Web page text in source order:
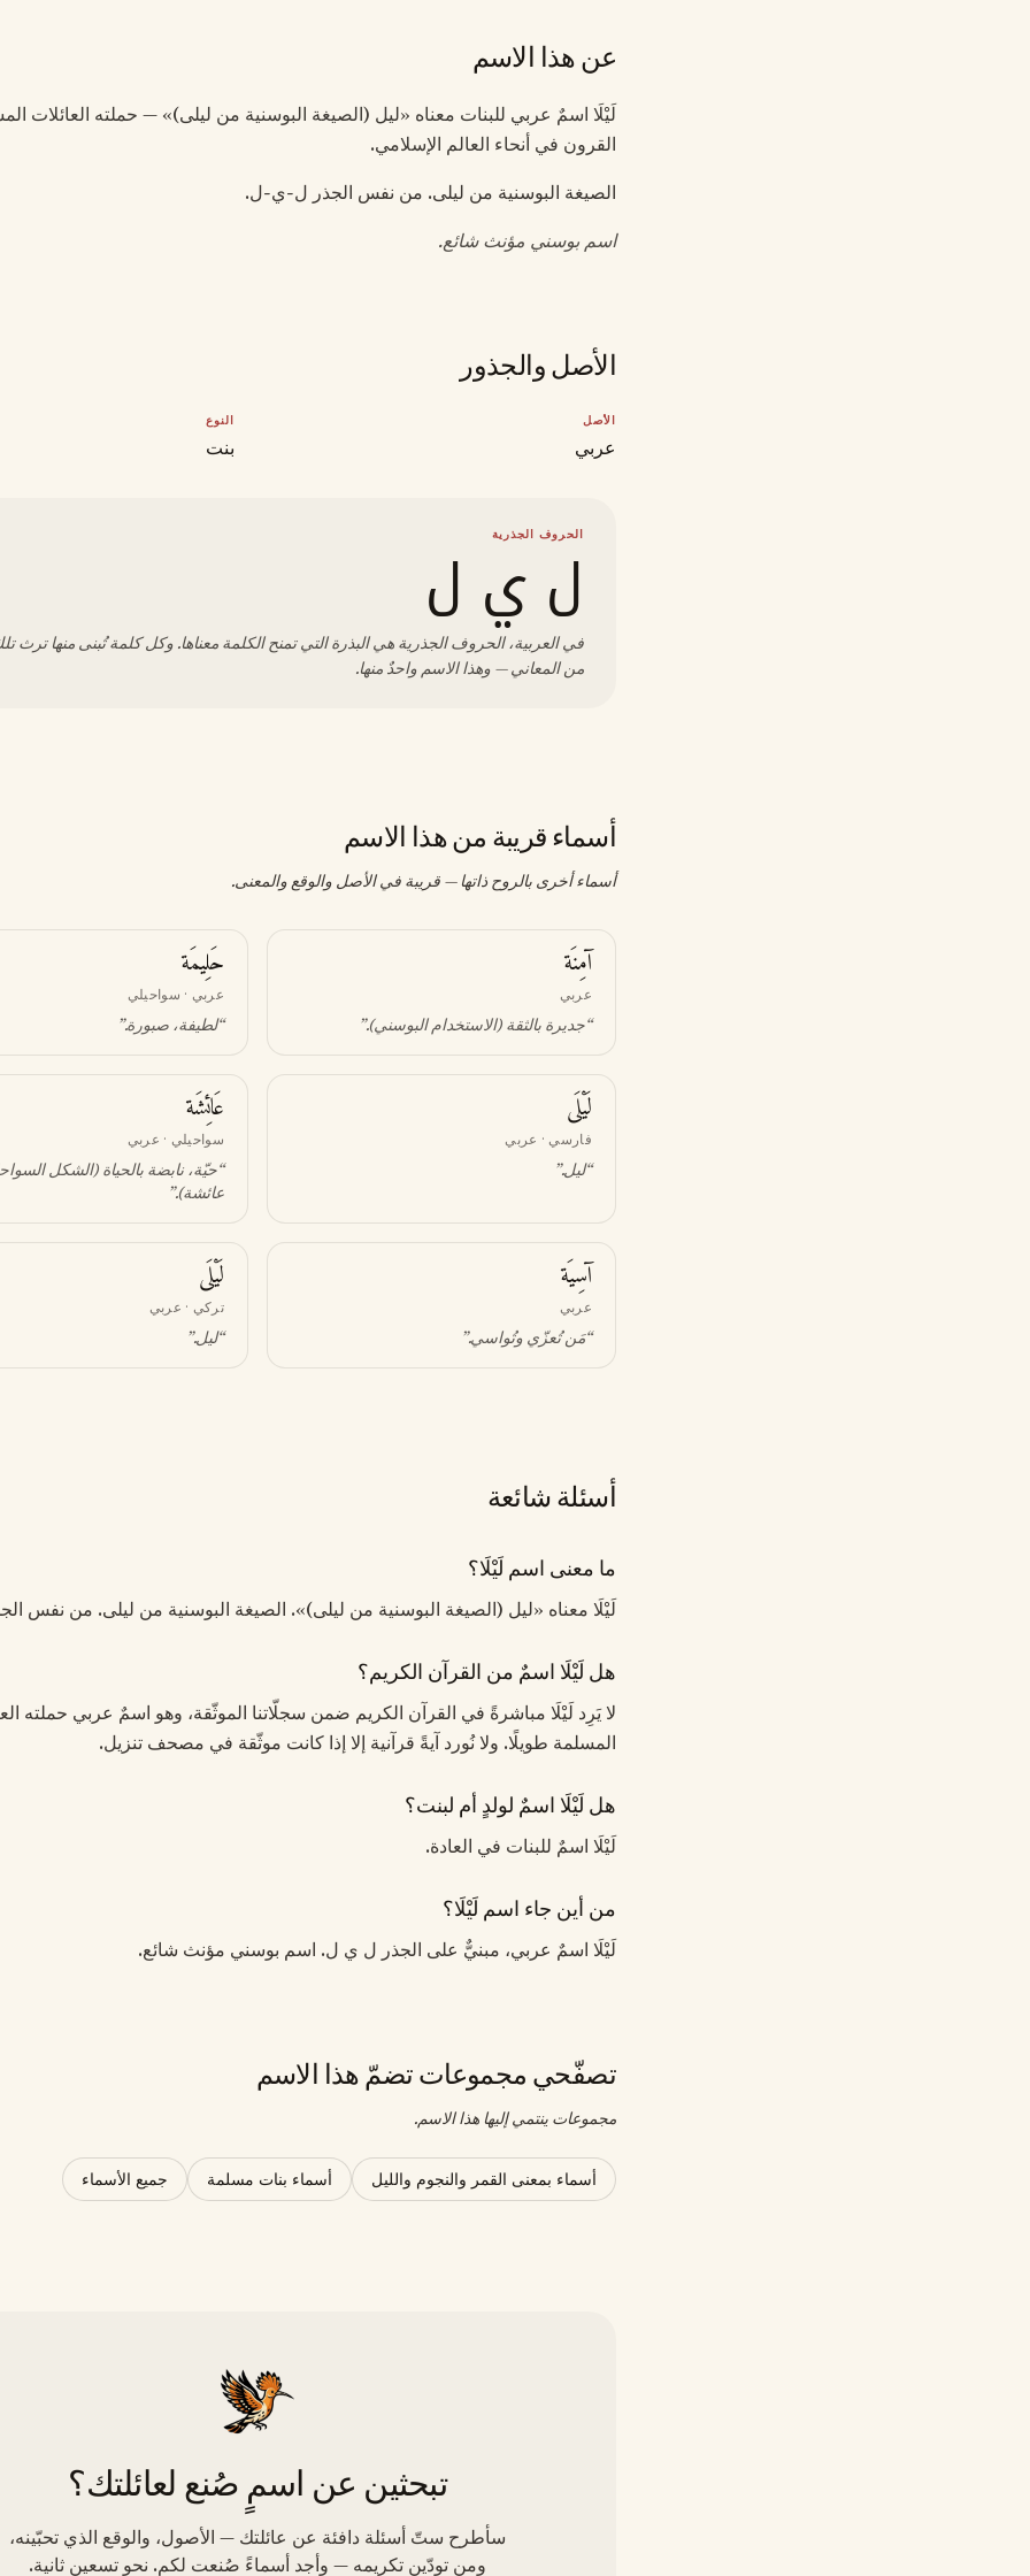
عن هذا الاسم
لَيْلَا اسمٌ عربي للبنات معناه «ليل (الصيغة البوسنية من ليلى)» — حملته العائلات
القرون في أنحاء العالم الإسلامي.
الصيغة البوسنية من ليلى. من نفس الجذر ل-ي-ل.
اسم بوسني مؤنث شائع.
الأصل والجذور
الأصل
عربي
النوع
بنت
الحروف الجذرية
ل ي ل
في العربية، الحروف الجذرية هي البذرة التي تمنح الكلمة معناها. وكل كلمة تُبنى منها ترث
من المعاني — وهذا الاسم واحدٌ منها.
أسماء قريبة من هذا الاسم
أسماء أخرى بالروح ذاتها — قريبة في الأصل والوقع والمعنى.
آمِنَة
عربي
“جديرة بالثقة (الاستخدام البوسني).”
حَلِيمَة
عربي · سواحيلي
“لطيفة، صبورة.”
لَيْلَى
فارسي · عربي
“ليل.”
عَائِشَة
سواحيلي · عربي
“حيّة، نابضة بالحياة (الشكل
عائشة).”
آسِيَة
عربي
“مَن تُعزّي وتُواسي.”
لَيْلَى
تركي · عربي
“ليل.”
أسئلة شائعة
ما معنى اسم لَيْلَا؟
لَيْلَا معناه «ليل (الصيغة البوسنية من ليلى)». الصيغة البوسنية من ليلى. من نفس
هل لَيْلَا اسمٌ من القرآن الكريم؟
لا يَرِد لَيْلَا مباشرةً في القرآن الكريم ضمن سجلّاتنا الموثّقة، وهو اسمٌ عربي حملته
المسلمة طويلًا. ولا نُورد آيةً قرآنية إلا إذا كانت موثّقة في مصحف تنزيل.
هل لَيْلَا اسمٌ لولدٍ أم لبنت؟
لَيْلَا اسمٌ للبنات في العادة.
من أين جاء اسم لَيْلَا؟
لَيْلَا اسمٌ عربي، مبنيٌّ على الجذر ل ي ل. اسم بوسني مؤنث شائع.
تصفّحي مجموعات تضمّ هذا الاسم
مجموعات ينتمي إليها هذا الاسم.
أسماء بمعنى القمر والنجوم والليل أسماء بنات مسلمة جميع الأسماء
تبحثين عن اسمٍ صُنع لعائلتك؟
سأطرح ستّ أسئلة دافئة عن عائلتك — الأصول، والوقع الذي تحبّينه،
ومن تودّين تكريمه — وأجد أسماءً صُنعت لكم. نحو تسعين ثانية.